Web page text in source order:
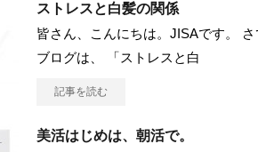
ストレスと白髪の関係
皆さん、こんにちは。JISAです。
ブログは、 「ストレスと白
記事を読む
美活はじめは、朝活で。